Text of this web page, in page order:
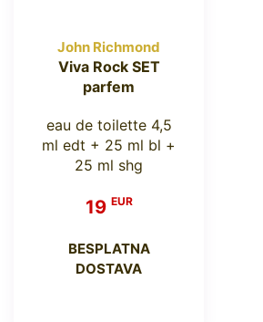
John Richmond
Viva Rock SET
parfem
eau de toilette 4,5
ml edt + 25 ml bl +
25 ml shg
19 EUR
BESPLATNA
DOSTAVA